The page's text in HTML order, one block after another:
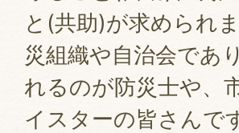
と(共助)が求められ
災組織や自治会であ
れるのが防災士や、
イスターの皆さんで